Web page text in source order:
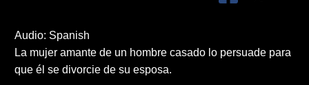
Audio: Spanish
La mujer amante de un hombre casado lo persuade para
que él se divorcie de su esposa.